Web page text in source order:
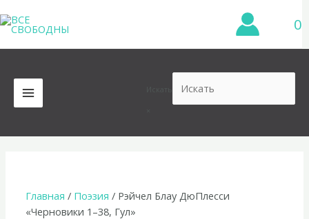
к
содержимому
0
MAIN
MENU
Главная / Поэзия / Рэйчел Блау ДюПлесси
«Черновики 1–38, Гул»